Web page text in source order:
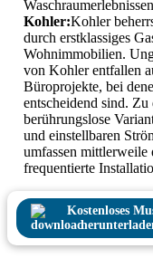
Kohler:Kohler
durch erstklassiges
Wohnimmobilien.
von Kohler entfallen
Büroprojekte, bei
entscheidend sind.
berührungslose
und einstellbaren
umfassen mittlerweile
frequentierte
Kostenloses